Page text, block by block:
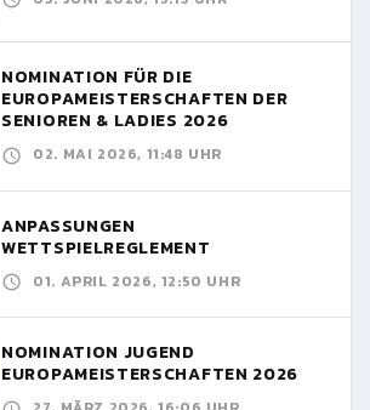
NOMINATION FÜR DIE
EUROPAMEISTERSCHAFTEN DER
SENIOREN & LADIES 2026
02. MAI 2026, 11:48 UHR
ANPASSUNGEN
WETTSPIELREGLEMENT
01. APRIL 2026, 12:50 UHR
NOMINATION JUGEND
EUROPAMEISTERSCHAFTEN 2026